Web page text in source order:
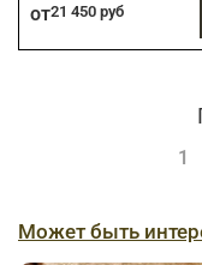
от21 450 руб
1
Может быть